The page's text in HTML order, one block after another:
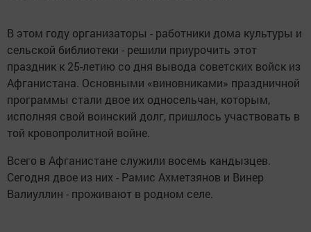
В этом году организаторы - работники дома культуры и
сельской библиотеки - решили приурочить этот
праздник к 25-летию со дня вывода советских войск из
Афганистана. Основными «виновниками» праздничной
программы стали двое их односельчан, которым,
исполняя свой воинский долг, пришлось участвовать в
той кровопролитной войне.
Всего в Афганистане служили восемь кандызцев.
Сегодня двое из них - Рамис Ахметзянов и Винер
Валиуллин - проживают в родном селе.